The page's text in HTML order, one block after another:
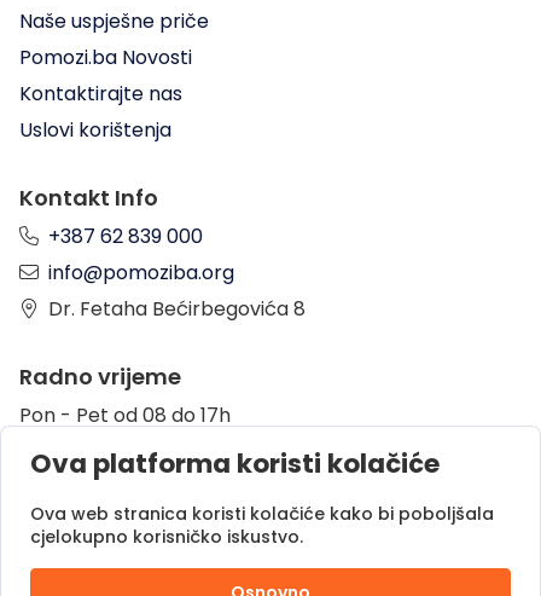
Naše uspješne priče
Pomozi.ba Novosti
Kontaktirajte nas
Uslovi korištenja
Kontakt Info
+387 62 839 000
info@pomoziba.org
Dr. Fetaha Bećirbegovića 8
Radno vrijeme
Pon - Pet od 08 do 17h
Sub od 10 do 17h
Nedjelja - neradni dan
Donacije putem
Ova platforma koristi kolačiće
Ova web stranica koristi kolačiće kako bi poboljšala
cjelokupno korisničko iskustvo.